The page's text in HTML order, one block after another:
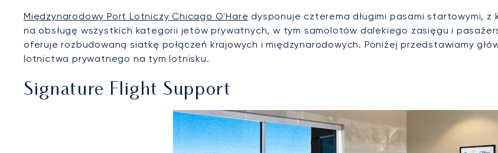
Międzynarodowy Port Lotniczy Chicago O'Hare dysponuje czterema długimi pasami startowymi, z
na obsługę wszystkich kategorii jetów prywatnych, w tym samolotów dalekiego zasięgu i
oferuje rozbudowaną siatkę połączeń krajowych i międzynarodowych. Poniżej przedstawiamy
lotnictwa prywatnego na tym lotnisku.
Signature Flight Support